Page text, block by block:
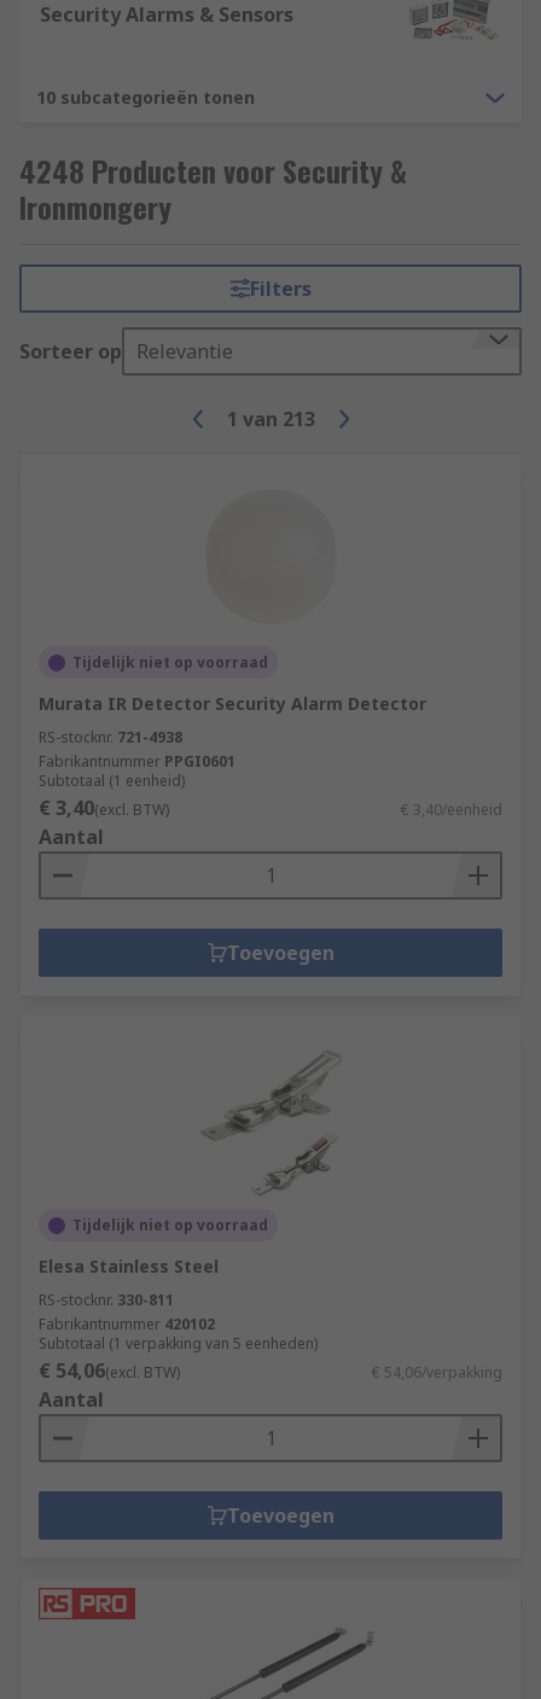
Security Alarms & Sensors
10 subcategorieën tonen
4248 Producten voor Security &
Ironmongery
Filters
Sorteer op Relevantie
1 van 213
Tijdelijk niet op voorraad
Murata IR Detector Security Alarm Detector
RS-stocknr. 721-4938
Fabrikantnummer PPGI0601
Subtotaal (1 eenheid)
€ 3,40(excl. BTW) € 3,40/eenheid
Aantal
Toevoegen
Tijdelijk niet op voorraad
Elesa Stainless Steel
RS-stocknr. 330-811
Fabrikantnummer 420102
Subtotaal (1 verpakking van 5 eenheden)
€ 54,06(excl. BTW) € 54,06/verpakking
Aantal
Toevoegen